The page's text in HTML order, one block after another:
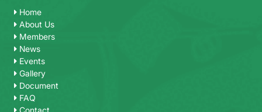
Home
About Us
Members
News
Events
Gallery
Document
FAQ
Contact